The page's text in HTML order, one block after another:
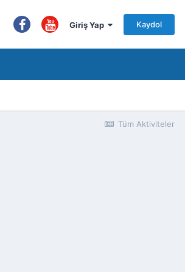
Giriş Yap Kaydol
Tüm Aktiviteler